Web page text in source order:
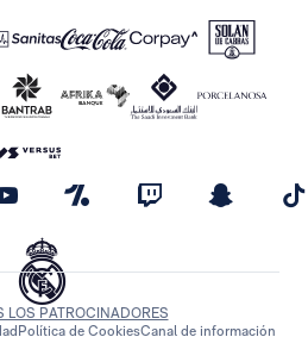
LOS PATROCINADORES
Política de CookiesCanal de información